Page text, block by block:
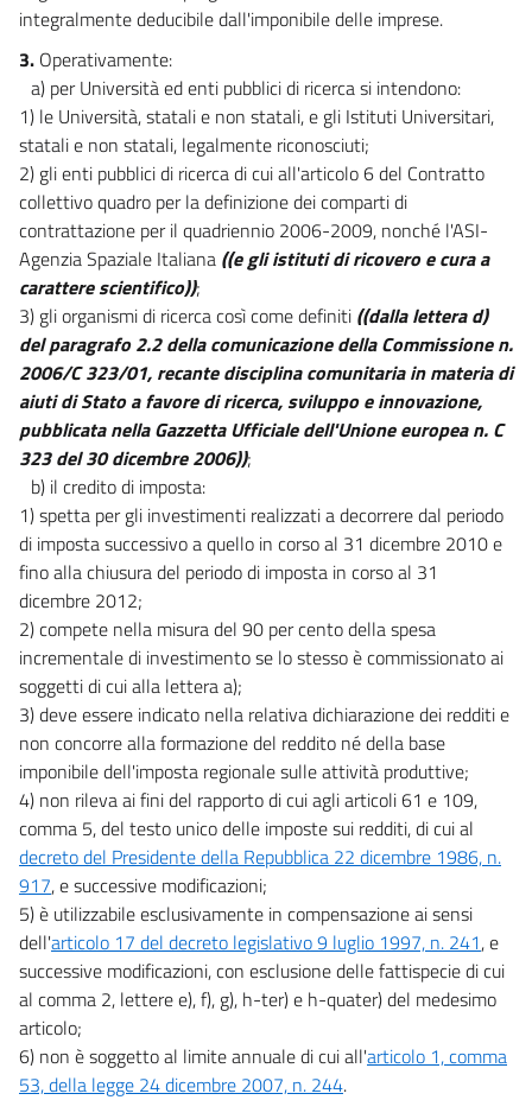
integralmente deducibile dall'imponibile delle imprese.
3. Operativamente:
a) per Università ed enti pubblici di ricerca si intendono:
1) le Università, statali e non statali, e gli Istituti Universitari,
statali e non statali, legalmente riconosciuti;
2) gli enti pubblici di ricerca di cui all'articolo 6 del Contratto
collettivo quadro per la definizione dei comparti di
contrattazione per il quadriennio 2006-2009, nonché l'ASI-
Agenzia Spaziale Italiana ((e gli istituti di ricovero e cura a
carattere scientifico));
3) gli organismi di ricerca così come definiti ((dalla lettera d)
del paragrafo 2.2 della comunicazione della Commissione n.
2006/C 323/01, recante disciplina comunitaria in materia di
aiuti di Stato a favore di ricerca, sviluppo e innovazione,
pubblicata nella Gazzetta Ufficiale dell'Unione europea n. C
323 del 30 dicembre 2006));
b) il credito di imposta:
1) spetta per gli investimenti realizzati a decorrere dal periodo
di imposta successivo a quello in corso al 31 dicembre 2010 e
fino alla chiusura del periodo di imposta in corso al 31
dicembre 2012;
2) compete nella misura del 90 per cento della spesa
incrementale di investimento se lo stesso è commissionato ai
soggetti di cui alla lettera a);
3) deve essere indicato nella relativa dichiarazione dei redditi e
non concorre alla formazione del reddito né della base
imponibile dell'imposta regionale sulle attività produttive;
4) non rileva ai fini del rapporto di cui agli articoli 61 e 109,
comma 5, del testo unico delle imposte sui redditi, di cui al
decreto del Presidente della Repubblica 22 dicembre 1986, n.
917, e successive modificazioni;
5) è utilizzabile esclusivamente in compensazione ai sensi
dell'articolo 17 del decreto legislativo 9 luglio 1997, n. 241, e
successive modificazioni, con esclusione delle fattispecie di cui
al comma 2, lettere e), f), g), h-ter) e h-quater) del medesimo
articolo;
6) non è soggetto al limite annuale di cui all'articolo 1, comma
53, della legge 24 dicembre 2007, n. 244.